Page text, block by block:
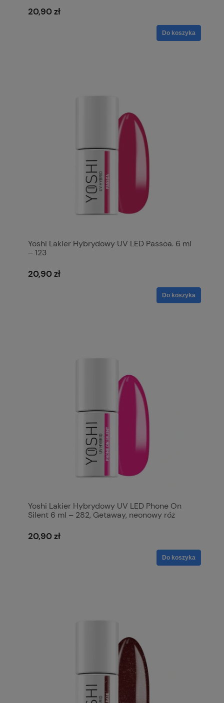
20,90 zł
Do koszyka
Yoshi Lakier Hybrydowy UV LED Passoa. 6 ml
– 123
20,90 zł
Do koszyka
Yoshi Lakier Hybrydowy UV LED Phone On
Silent 6 ml – 282, Getaway, neonowy róż
20,90 zł
Do koszyka